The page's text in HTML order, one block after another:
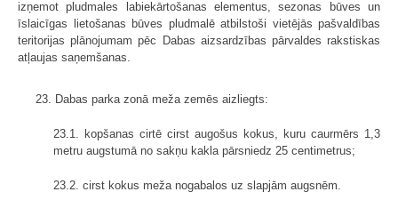
izņemot pludmales labiekārtošanas elementus, sezonas būves un
īslaicīgas lietošanas būves pludmalē atbilstoši vietējās pašvaldības
teritorijas plānojumam pēc Dabas aizsardzības pārvaldes rakstiskas
atļaujas saņemšanas.
23. Dabas parka zonā meža zemēs aizliegts:
23.1. kopšanas cirtē cirst augošus kokus, kuru caurmērs 1,3
metru augstumā no sakņu kakla pārsniedz 25 centimetrus;
23.2. cirst kokus meža nogabalos uz slapjām augsnēm.